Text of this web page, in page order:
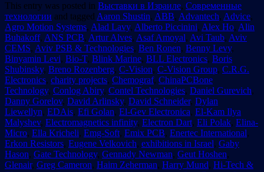
This entry was posted in Выставки в Израиле, Современные
технологии and tagged Aaron Shustin, ABB, Advantech, Advice,
Agro Motion Systems, Alad Lavy, Alberto Piccinini, Alex Ho, Alin
Buhakoff, ANS PCB, Artur Alves, Asaf Amoyal, Avi Taub, Aviv
CEMS, Aviv PSB & Technologies, Ben Ronen, Benny Levy,
Binyamin Levi, Bio-T, Blink Marine, BLL Electronics, Boris
Shubinsky, Breno Rozenberg, C-Vision, C-Vision Group, C.R.G.
Electronics, charity projects, Chemograf, ChinaPCBone
Technology, Conlog Abiry, Contel Technologies, Daniel Gurevich,
Danny Gorelov, David Arlinsky, David Schneider, Dylan
Liewellyn, EDAis, Efi Golan, El-Gev Electronica, El-Kam Ilya
Malyshev, Electromagnetics infinity, Electron Dart, Eli Polak, Elina-
Micro, Ella Kricheli, Emg-Soft, Emix PCB, Enertec International,
Erkon Resistors, Eugene Velkovich, exhibitions in Israel, Gaby
Hason, Gate Technology, Gennady Newman, Geut Hoshen,
Glenair, Greg Cameron, Haim Zeherman, Harry Mund, Hi-Tech &